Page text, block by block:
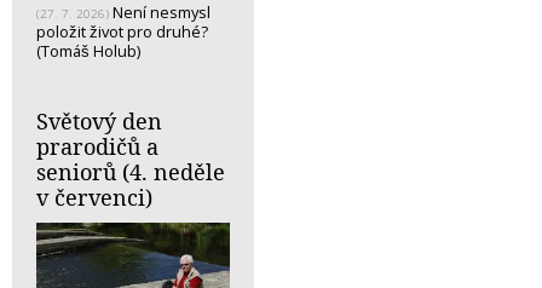
(27. 7. 2026) Není nesmysl
položit život pro druhé?
(Tomáš Holub)
Světový den
prarodičů a
seniorů (4. neděle
v červenci)